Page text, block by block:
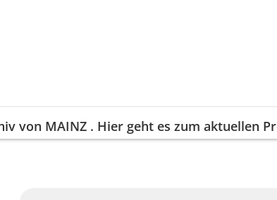
von MAINZ . Hier geht es zum aktuellen